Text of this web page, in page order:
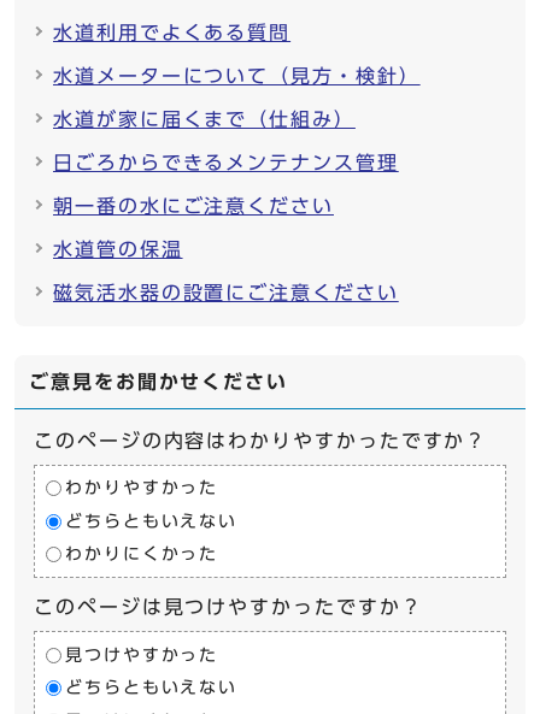
水道利用でよくある質問
水道メーターについて（見方・検針）
水道が家に届くまで（仕組み）
日ごろからできるメンテナンス管理
朝一番の水にご注意ください
水道管の保温
磁気活水器の設置にご注意ください
ご意見をお聞かせください
このページの内容はわかりやすかったですか？
わかりやすかった
どちらともいえない
わかりにくかった
このページは見つけやすかったですか？
見つけやすかった
どちらともいえない